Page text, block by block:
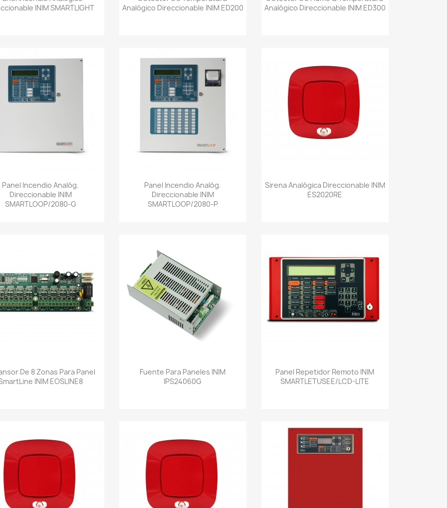
INIM SMARTLIGHT
Analógico Direccionable INIM ED200
Analógico Direccionable INIM ED300
Vista rápida
Panel Incendio Analóg.
Direccionable INIM
SMARTLOOP/2080-G
Vista rápida
Panel Incendio Analóg.
Direccionable INIM
SMARTLOOP/2080-P
Vista rápida
Sirena Analógica Direccionable INIM
ES2020RE
Vista rápida
De 8 Zonas Para Panel
INIM EOSLINE8
 Vista rápida
Fuente Para Paneles INIM
IPS24060G
Vista rápida
Panel Repetidor Remoto INIM
SMARTLETUSEE/LCD-LITE